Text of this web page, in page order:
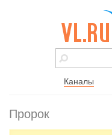
vl.ru - сайт
города
Каналы
Пророк